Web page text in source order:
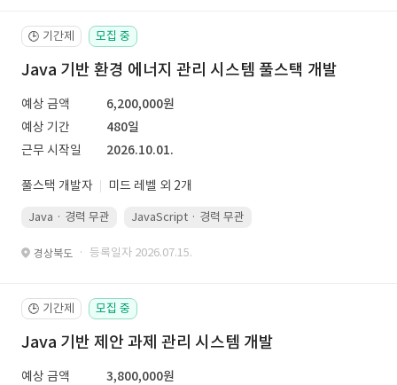
🕒 기간제 모집 중
Java 기반 환경 에너지 관리 시스템 풀스택 개발
예상 금액
6,200,000원
예상 기간
480일
근무 시작일
2026.10.01.
풀스택 개발자 미드 레벨 외 2개
Java · 경력 무관 JavaScript · 경력 무관
경상북도 · 등록일자 2026.07.15.
🕒 기간제 모집 중
Java 기반 제안 과제 관리 시스템 개발
예상 금액
3,800,000원